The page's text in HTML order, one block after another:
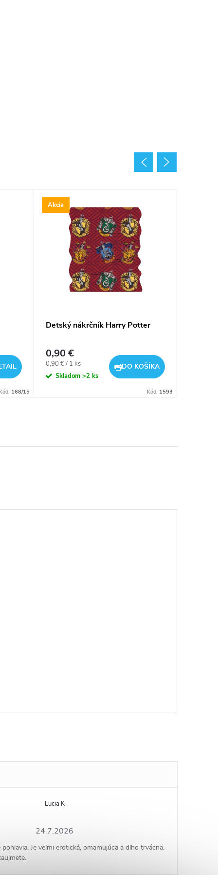
168/15
Akcia
Detský nákrčník Harry Potter
0,90 €
Jednotková
cena:
0,90 € / 1 ks
Skladom >2 ks
DO KOŠÍKA
Kód: 1593
Lucia K
24.7.2026
Je veľmi erotická, omamujúca a dlho trvácna.